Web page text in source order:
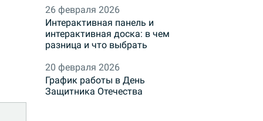
26 февраля 2026
Интерактивная панель и
интерактивная доска: в чем
разница и что выбрать
20 февраля 2026
График работы в День
Защитника Отечества